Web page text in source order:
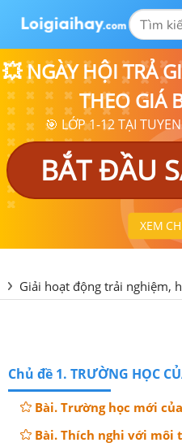
💥 NGÀY HỘI TRẢ
THEO GIÁ
🎯 LỚP 1-12 TẠI
BẮT ĐẦU
XEM
Giải hoạt động trải nghiệm,
Chủ đề 1. TRƯỜNG HỌC
Bài. Trường học mới
Bài. Thích nghi với môi